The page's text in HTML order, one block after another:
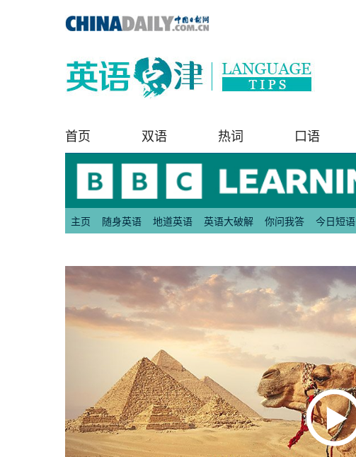
首页 双语 热词 口语
主页 随身英语 地道英语 英语大破解 你问我答 今日短语